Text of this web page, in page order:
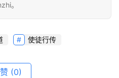
。
使徒行传
赞 (0)